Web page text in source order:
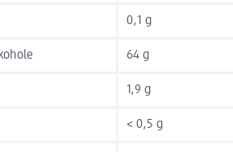
0,1 g
64 g
1,9 g
< 0,5 g